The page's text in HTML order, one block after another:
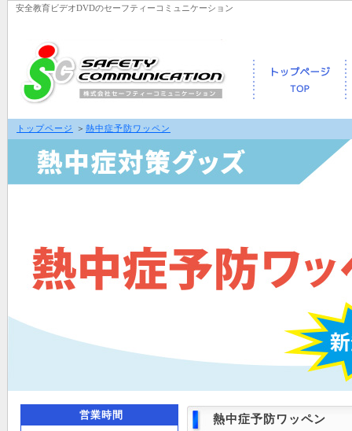
安全教育ビデオDVDのセーフティーコミュニケーション
トップページ ＞ 熱中症予防ワッペン
営業時間 熱中症予防ワッペン